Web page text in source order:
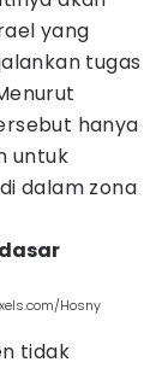
yang
tugas
hanya
untuk
dalam zona
Hosny
tidak